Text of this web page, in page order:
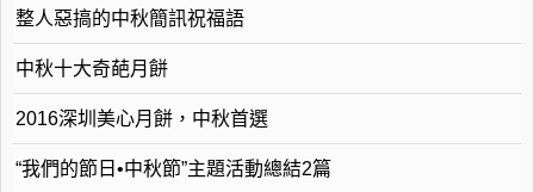
整人惡搞的中秋簡訊祝福語
中秋十大奇葩月餅
2016深圳美心月餅，中秋首選
“我們的節日•中秋節”主題活動總結2篇